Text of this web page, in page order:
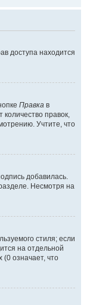
доступа находится
Правка в
правок,
Учтите, что
добавилась.
Несмотря на
стиля; если
на отдельной
означает, что